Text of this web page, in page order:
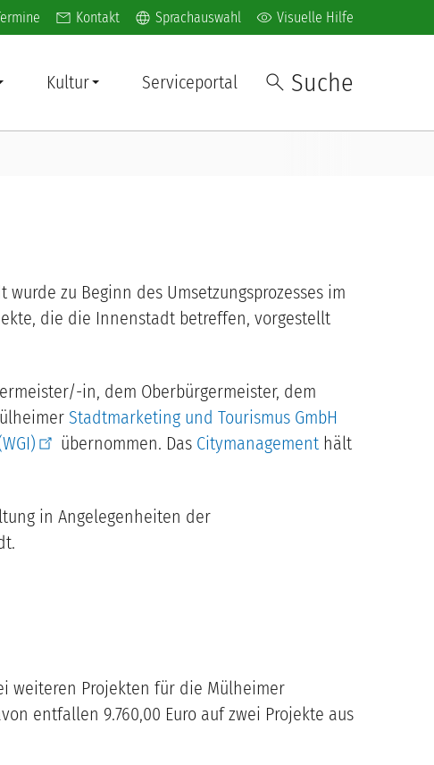
navigation
Kontakt language Sprachauswahl visibility Visuelle Hilfe
Kultur Serviceportal Suche
zu Beginn des Umsetzungsprozesses im
die die Innenstadt betreffen, vorgestellt
in, dem Oberbürgermeister, dem
Stadtmarketing und Tourismus GmbH
übernommen. Das Citymanagement hält
in Angelegenheiten der
weiteren Projekten für die Mülheimer
entfallen 9.760,00 Euro auf zwei Projekte aus